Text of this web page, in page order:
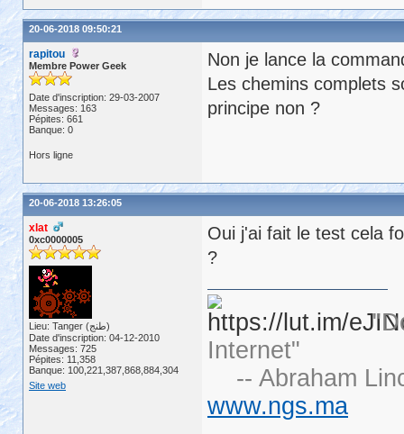
20-06-2018 09:50:21
rapitou
Membre Power Geek
Date d'inscription: 29-03-2007
Messages: 163
Pépites: 661
Banque: 0
Non je lance la
Les chemins complets
principe non ?
Hors ligne
20-06-2018 13:26:05
xlat
0xc0000005
Lieu: Tanger (طنج)
Date d'inscription: 04-12-2010
Messages: 725
Pépites: 11,358
Banque: 100,221,387,868,884,304
Site web
Oui j'ai fait le test cela
?
Internet"
-- Abraham
www.ngs.ma